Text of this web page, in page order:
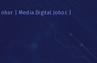
| Media Digital Johor. |